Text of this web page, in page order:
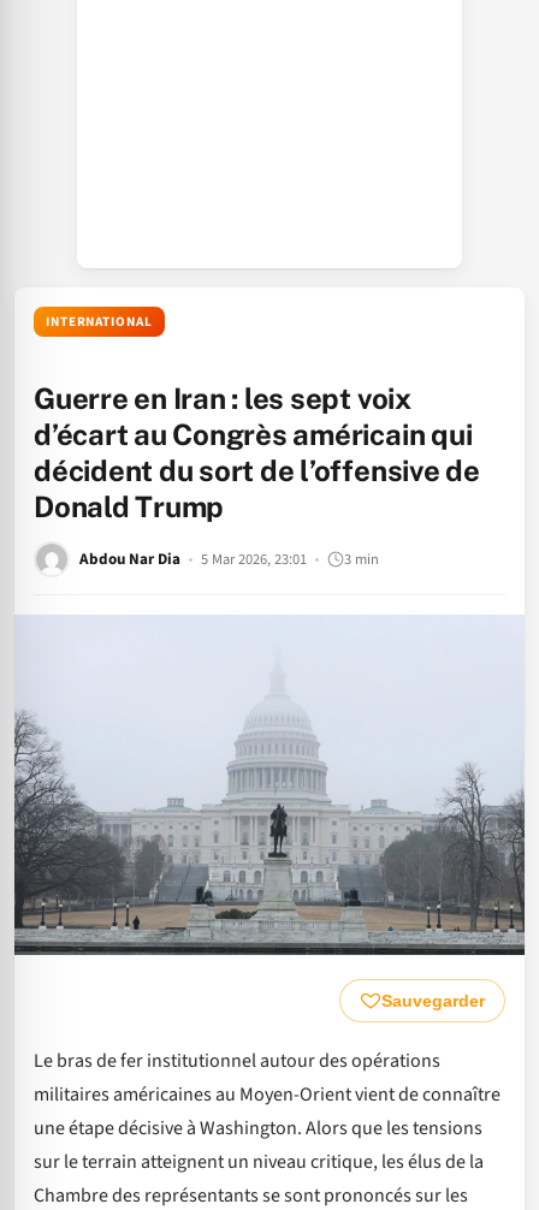
INTERNATIONAL
Guerre en Iran : les sept voix
d’écart au Congrès américain qui
décident du sort de l’offensive de
Donald Trump
Abdou Nar Dia 5 Mar 2026, 23:01 3 min
Sauvegarder
Le bras de fer institutionnel autour des opérations
militaires américaines au Moyen-Orient vient de connaître
une étape décisive à Washington. Alors que les tensions
sur le terrain atteignent un niveau critique, les élus de la
Chambre des représentants se sont prononcés sur les